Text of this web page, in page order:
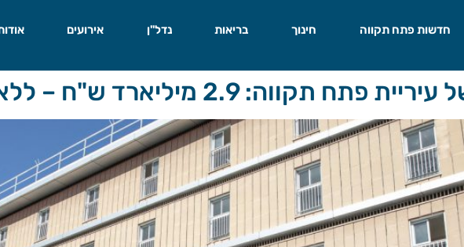
חדשות פתח תקווה חינוך בריאות נדל"ן אירועים